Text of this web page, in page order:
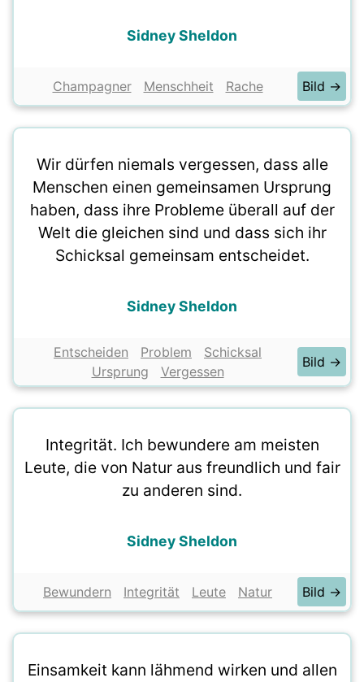
Sidney Sheldon
Champagner Menschheit Rache Bild →
Wir dürfen niemals vergessen, dass alle
Menschen einen gemeinsamen Ursprung
haben, dass ihre Probleme überall auf der
Welt die gleichen sind und dass sich ihr
Schicksal gemeinsam entscheidet.
Sidney Sheldon
Entscheiden Problem
Schicksal
Ursprung
Vergessen
Bild →
Integrität. Ich bewundere am meisten
Leute, die von Natur aus freundlich und fair
zu anderen sind.
Sidney Sheldon
Bewundern Integrität Leute Natur Bild →
Einsamkeit kann lähmend wirken und allen